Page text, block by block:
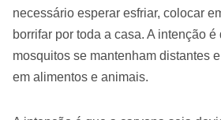
necessário esperar esfriar, colocar
borrifar por toda a casa. A intenção
mosquitos se mantenham distantes
em alimentos e animais.